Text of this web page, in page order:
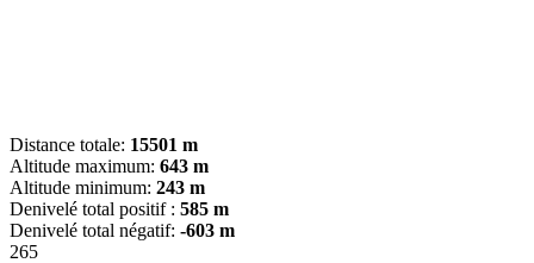
Distance totale: 15501 m
Altitude maximum: 643 m
Altitude minimum: 243 m
Denivelé total positif : 585 m
Denivelé total négatif: -603 m
265